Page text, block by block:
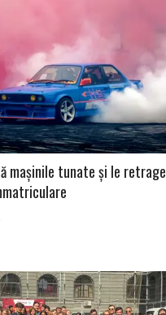
mașinile tunate și le retrage